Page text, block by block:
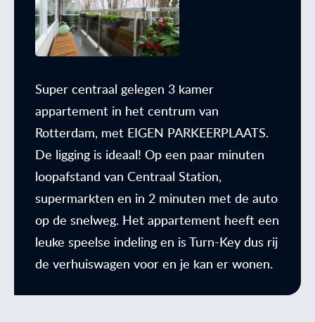
Super centraal gelegen 3 kamer
appartement in het centrum van
Rotterdam, met EIGEN PARKEERPLAATS.
De ligging is ideaal! Op een paar minuten
loopafstand van Centraal Station,
supermarkten en in 2 minuten met de auto
op de snelweg. Het appartement heeft een
leuke speelse indeling en is Turn-Key dus rij
de verhuiswagen voor en je kan er wonen.